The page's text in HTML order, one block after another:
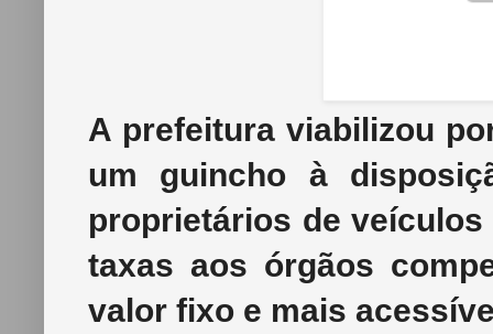
A prefeitura viabilizou
um guincho à
proprietários de
taxas aos órgãos
valor fixo e mais